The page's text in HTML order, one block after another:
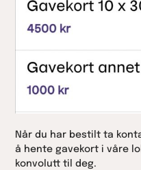
Når du har bestilt ta
å hente gavekort i våre
konvolutt til deg.